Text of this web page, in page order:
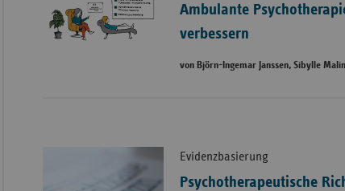
Ambulante
verbessern
von Björn-Ingemar Janssen, Sibylle
Evidenzbasierung
Psychotherapeutische